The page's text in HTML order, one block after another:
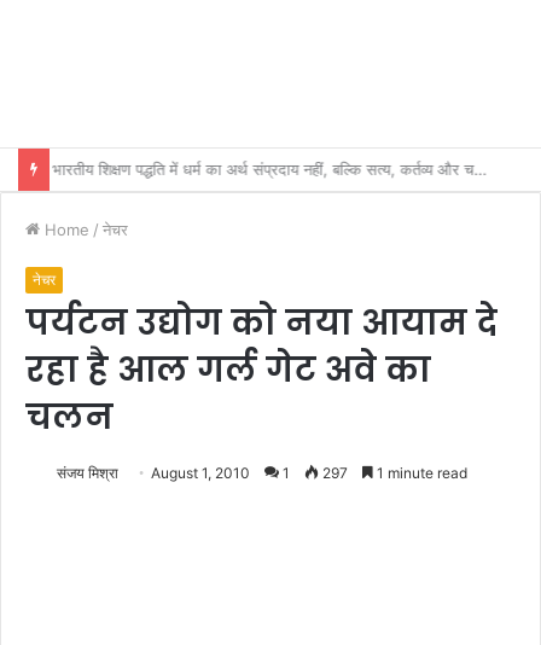
भारतीय शिक्षण पद्धति में धर्म का अर्थ संप्रदाय नहीं, बल्कि सत्य, कर्तव्य और चरित्र निर्माण है: विजय प्रकाश
Home / नेचर
नेचर
पर्यटन उद्योग को नया आयाम दे
रहा है आल गर्ल गेट अवे का
चलन
संजय मिश्रा August 1, 2010 1 297 1 minute read